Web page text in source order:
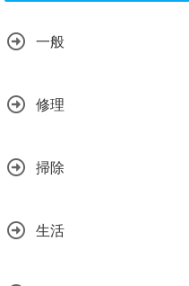
一般
修理
掃除
生活